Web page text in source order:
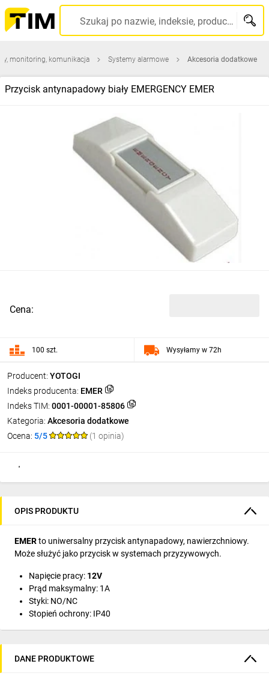
Szukaj po nazwie, indeksie, producencie, kodzie kreskowym...
monitoring, komunikacja Systemy alarmowe Akcesoria dodatkowe
Przycisk antynapadowy biały EMERGENCY EMER
Producent: YOTOGI
Indeks producenta: EMER
Indeks TIM: 0001-00001-85806
Kategoria: Akcesoria dodatkowe
Ocena: 5/5 (1 opinia)
Cena:
100 szt. Wysyłamy w 72h
OPIS PRODUKTU
EMERto uniwersalny przycisk antynapadowy, nawierzchniowy.
Może służyć jako przycisk w systemach przyzywowych.
Napięcie pracy: 12V
Prąd maksymalny: 1A
Styki: NO/NC
Stopień ochrony: IP40
DANE PRODUKTOWE